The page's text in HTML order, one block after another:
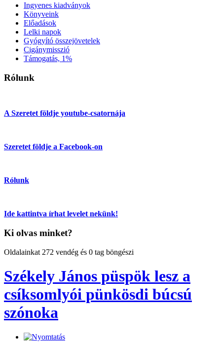
Ingyenes kiadványok
Könyveink
Előadások
Lelki napok
Gyógyító összejövetelek
Cigánymisszió
Támogatás, 1%
Rólunk
A Szeretet földje youtube-csatornája
Szeretet földje a Facebook-on
Rólunk
Ide kattintva írhat levelet nekünk!
Ki olvas minket?
Oldalainkat 272 vendég és 0 tag böngészi
Székely János püspök lesz a
csíksomlyói pünkösdi búcsú
szónoka